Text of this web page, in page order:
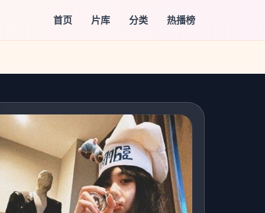
首页 片库 分类 热播榜